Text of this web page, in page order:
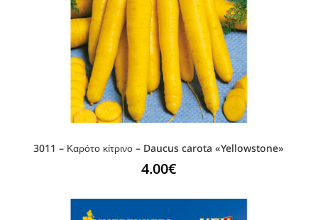
3011 – Καρότο κίτρινο – Daucus carota «Yellowstone»
4.00€